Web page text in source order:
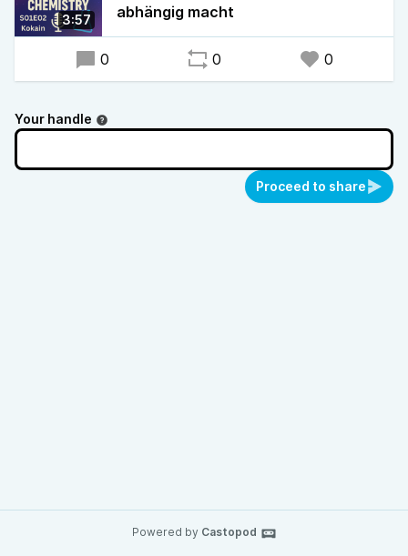
3:57
abhängig macht
0 0 0
Your handle
Proceed to share
Powered by Castopod